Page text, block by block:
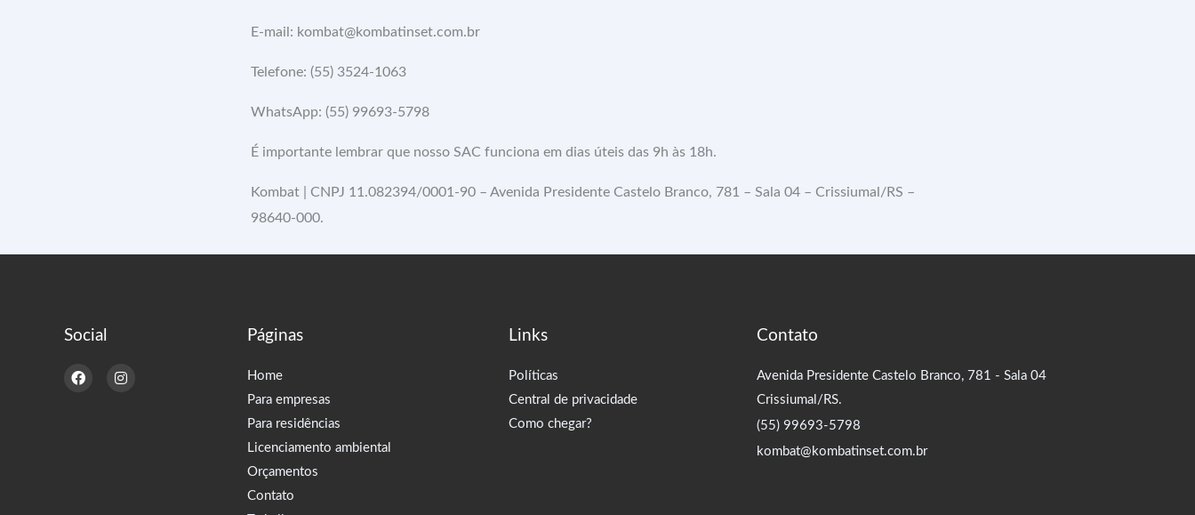
E-mail: kombat@kombatinset.com.br
Telefone: (55) 3524-1063
WhatsApp: (55) 99693-5798
É importante lembrar que nosso SAC funciona em dias úteis das 9h às 18h.
Kombat | CNPJ 11.082394/0001-90 – Avenida Presidente Castelo Branco, 781 – Sala 04 – Crissiumal/RS –
98640-000.
Social
F
a
I
n
Páginas
Home
Para empresas
Para residências
Licenciamento ambiental
Orçamentos
Contato
Links
Políticas
Central de privacidade
Como chegar?
Contato
Avenida Presidente Castelo Branco, 781 - Sala 04
Crissiumal/RS.
(55) 99693-5798
kombat@kombatinset.com.br